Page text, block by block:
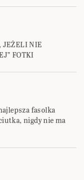
JEŻELI NIE
FOTKI
fasolka
nigdy nie ma